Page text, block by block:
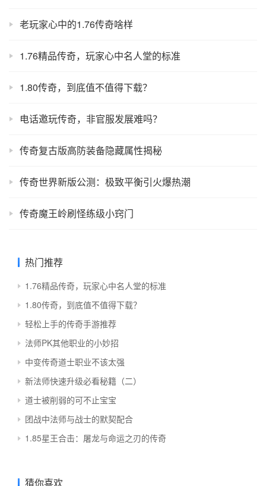
老玩家心中的1.76传奇啥样
1.76精品传奇，玩家心中名人堂的标准
1.80传奇，到底值不值得下载？
电话邀玩传奇，非官服发展难吗？
传奇复古版高防装备隐藏属性揭秘
传奇世界新版公测：极致平衡引火爆热潮
传奇魔王岭刷怪练级小窍门
热门推荐
1.76精品传奇，玩家心中名人堂的标准
1.80传奇，到底值不值得下载？
轻松上手的传奇手游推荐
法师PK其他职业的小妙招
中变传奇道士职业不该太强
新法师快速升级必看秘籍（二）
道士被削弱的可不止宝宝
团战中法师与战士的默契配合
1.85星王合击：屠龙与命运之刃的传奇
猜你喜欢